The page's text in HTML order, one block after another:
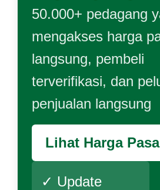
50.000+ pedagang
mengakses harga
langsung, pembeli
terverifikasi, dan
penjualan langsung
Lihat Harga
✓ Update